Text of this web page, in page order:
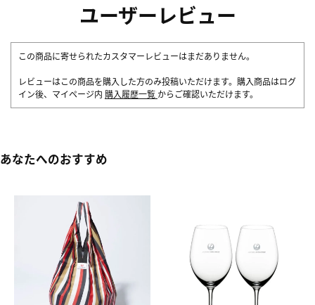
ユーザーレビュー
この商品に寄せられたカスタマーレビューはまだありません。
レビューはこの商品を購入した方のみ投稿いただけます。購入商品はログ
イン後、マイページ内 購入履歴一覧 からご確認いただけます。
あなたへのおすすめ